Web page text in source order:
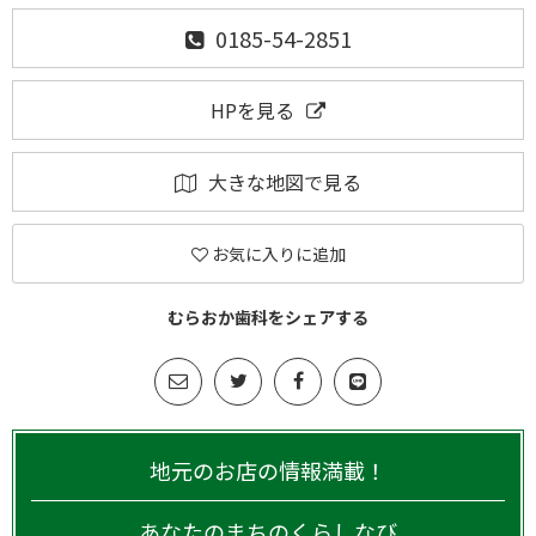
0185-54-2851
HPを見る
大きな地図で見る
お気に入りに追加
むらおか歯科をシェアする
地元のお店の情報満載！